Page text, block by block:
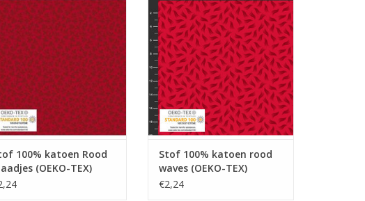
(OEKO-TEX)
AAN WINKELWAGEN
100% katoen Rood
(OEKO-TEX)
(OEKO-TEX)
TOEVOEGEN AAN WINKELWAGEN
Stof 100% katoen rood
waves (OEKO-TEX)
€2,24